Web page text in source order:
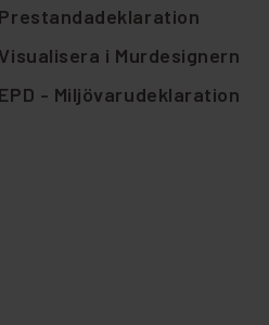
Prestandadeklaration
Visualisera i Murdesignern
EPD - Miljövarudeklaration